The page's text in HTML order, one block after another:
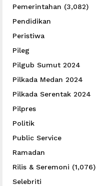
Pemerintahan (3,082)
Pendidikan
Peristiwa
Pileg
Pilgub Sumut 2024
Pilkada Medan 2024
Pilkada Serentak 2024
Pilpres
Politik
Public Service
Ramadan
Rilis & Seremoni (1,076)
Selebriti